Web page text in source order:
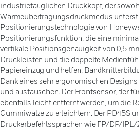
industrietauglichen Druckkopf, der
Wärmeübertragungsdruckmodus
Positionierungstechnologie von
Positionierungsfunktion, die eine
vertikale Positionsgenauigkeit von 0,5
Druckleisten und die doppelte
Papiereinzug und helfen,
Dank eines sehr ergonomischen
und austauschen. Der Frontsensor, der
ebenfalls leicht entfernt werden, um die
Gummiwalze zu erleichtern. Der PD45S
Druckerbefehlssprachen wie FP/DP/